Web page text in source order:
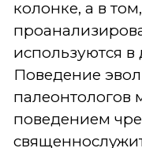
колонке, а в
используются
Поведение
палеонтологов
поведением